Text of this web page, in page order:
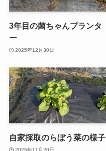
3年目の菌ちゃんプランタ
ー
2025年12月30日
自家採取のらぼう菜の様子
2025年11月20日